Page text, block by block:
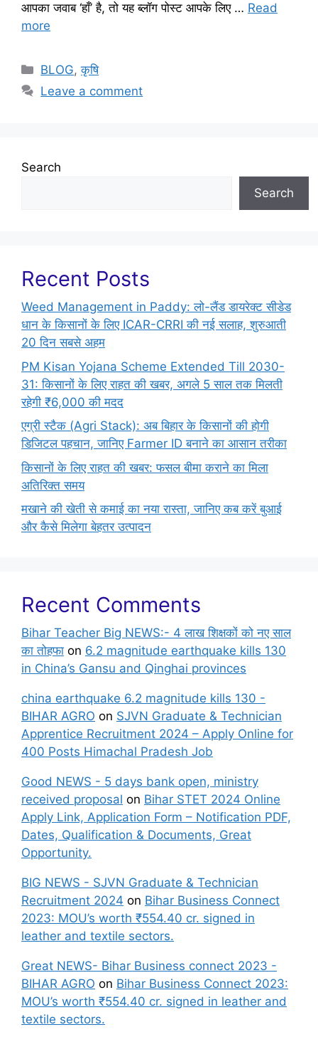
आपका जवाब ‘हाँ’ है, तो यह ब्लॉग पोस्ट आपके लिए … Read
more
BLOG,कृषि
Leave a comment
Search
Search
Recent Posts
Weed Management in Paddy: लो-लैंड डायरेक्ट सीडेड
धान के किसानों के लिए ICAR-CRRI की नई सलाह, शुरुआती
20 दिन सबसे अहम
PM Kisan Yojana Scheme Extended Till 2030-
31: किसानों के लिए राहत की खबर, अगले 5 साल तक मिलती
रहेगी ₹6,000 की मदद
एग्री स्टैक (Agri Stack): अब बिहार के किसानों की होगी
डिजिटल पहचान, जानिए Farmer ID बनाने का आसान तरीका
किसानों के लिए राहत की खबर: फसल बीमा कराने का मिला
अतिरिक्त समय
मखाने की खेती से कमाई का नया रास्ता, जानिए कब करें बुआई
और कैसे मिलेगा बेहतर उत्पादन
Recent Comments
Bihar Teacher Big NEWS:- 4 लाख शिक्षकों को नए साल
का तोहफा on 6.2 magnitude earthquake kills 130
in China’s Gansu and Qinghai provinces
china earthquake 6.2 magnitude kills 130 -
BIHAR AGRO on SJVN Graduate & Technician
Apprentice Recruitment 2024 – Apply Online for
400 Posts Himachal Pradesh Job
Good NEWS - 5 days bank open, ministry
received proposal on Bihar STET 2024 Online
Apply Link, Application Form – Notification PDF,
Dates, Qualification & Documents, Great
Opportunity.
BIG NEWS - SJVN Graduate & Technician
Recruitment 2024 on Bihar Business Connect
2023: MOU’s worth ₹554.40 cr. signed in
leather and textile sectors.
Great NEWS- Bihar Business connect 2023 -
BIHAR AGRO on Bihar Business Connect 2023:
MOU’s worth ₹554.40 cr. signed in leather and
textile sectors.